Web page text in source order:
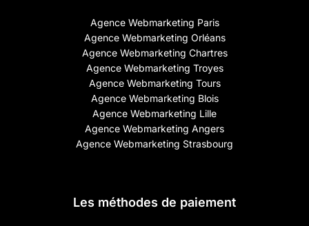
Agence Webmarketing Paris
Agence Webmarketing Orléans
Agence Webmarketing Chartres
Agence Webmarketing Troyes
Agence Webmarketing Tours
Agence Webmarketing Blois
Agence Webmarketing Lille
Agence Webmarketing Angers
Agence Webmarketing Strasbourg
Les méthodes de paiement